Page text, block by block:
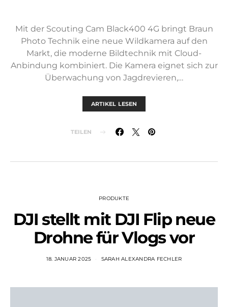
Mit der Scouting Cam Black400 4G bringt Braun
Photo Technik eine neue Wildkamera auf den
Markt, die moderne Bildtechnik mit Cloud-
Anbindung kombiniert. Die Kamera eignet sich zur
Überwachung von Jagdrevieren,…
ARTIKEL LESEN
TEILEN
PRODUKTE
DJI stellt mit DJI Flip neue
Drohne für Vlogs vor
18. JANUAR 2025 SARAH ALEXANDRA FECHLER